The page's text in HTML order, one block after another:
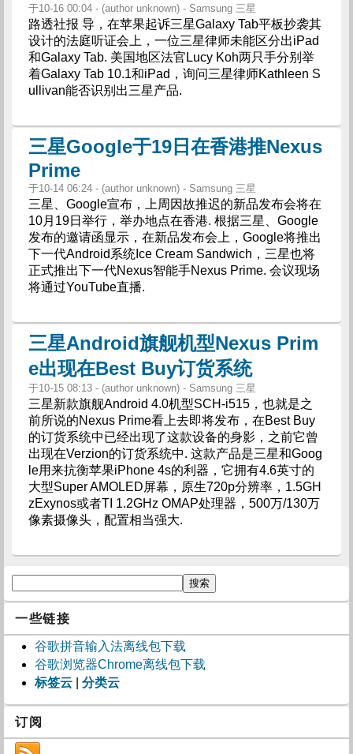
于10-16 00:04 - (author unknown) - Samsung 三星
路透社报 导，在苹果起诉三星Galaxy Tab平板抄袭其
设计的法庭听证会上，一位三星律师未能区分出iPad
和Galaxy Tab. 美国地区法官Lucy Koh两只手分别举
着Galaxy Tab 10.1和iPad，询问三星律师Kathleen S
ullivan能否识别出三星产品.
三星Google于19日在香港推Nexus
Prime
于10-14 06:24 - (author unknown) - Samsung 三星
三星、Google宣布，上周因故推迟的新品发布会将在
10月19日举行，举办地点在香港. 根据三星、Google
发布的邀请函显示，在新品发布会上，Google将推出
下一代Android系统Ice Cream Sandwich，三星也将
正式推出下一代Nexus智能手Nexus Prime. 会议现场
将通过YouTube直播.
三星Android旗舰机型Nexus Prim
e出现在Best Buy订货系统
于10-15 08:13 - (author unknown) - Samsung 三星
三星新款旗舰Android 4.0机型SCH-i515，也就是之
前所说的Nexus Prime看上去即将发布，在Best Buy
的订货系统中已经出现了这款设备的身影，之前它曾
出现在Verzion的订货系统中. 这款产品是三星和Goog
le用来抗衡苹果iPhone 4s的利器，它拥有4.6英寸的
大型Super AMOLED屏幕，原生720p分辨率，1.5GH
zExynos或者TI 1.2GHz OMAP处理器，500万/130万
像素摄像头，配置相当强大.
一些链接
谷歌拼音输入法离线包下载
谷歌浏览器Chrome离线包下载
标签云
分类云
订阅